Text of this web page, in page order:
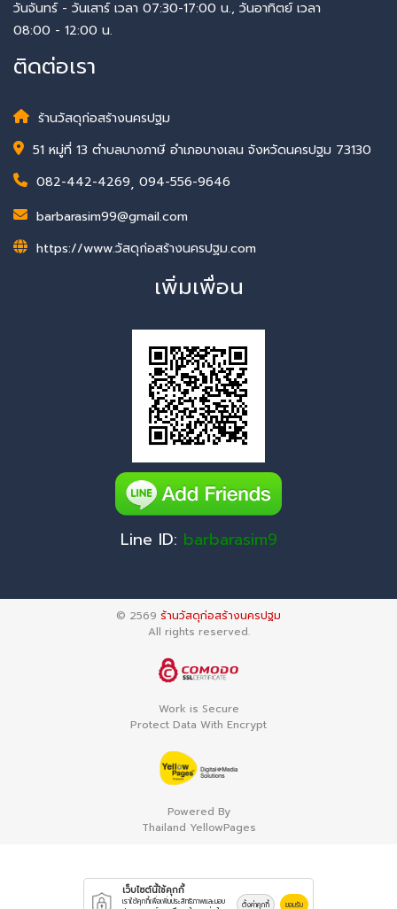
วันจันทร์ - วันเสาร์ เวลา 07:30-17:00 น., วันอาทิตย์ เวลา
08:00 - 12:00 น.
ติดต่อเรา
ร้านวัสดุก่อสร้างนครปฐม
51 หมู่ที่ 13 ตำบลบางภาษี อำเภอบางเลน จังหวัดนครปฐม 73130
082-442-4269, 094-556-9646
barbarasim99@gmail.com
https://www.วัสดุก่อสร้างนครปฐม.com
เพิ่มเพื่อน
Line ID: barbarasim9
© 2569 ร้านวัสดุก่อสร้างนครปฐม
All rights reserved.
Work is Secure
Protect Data With Encrypt
Powered By
Thailand YellowPages
เว็บไซต์นี้ใช้คุกกี้
เราใช้คุกกี้เพื่อเพิ่มประสิทธิภาพและมอบ
ตั้งค่าคุกกี้ ยอมรับ